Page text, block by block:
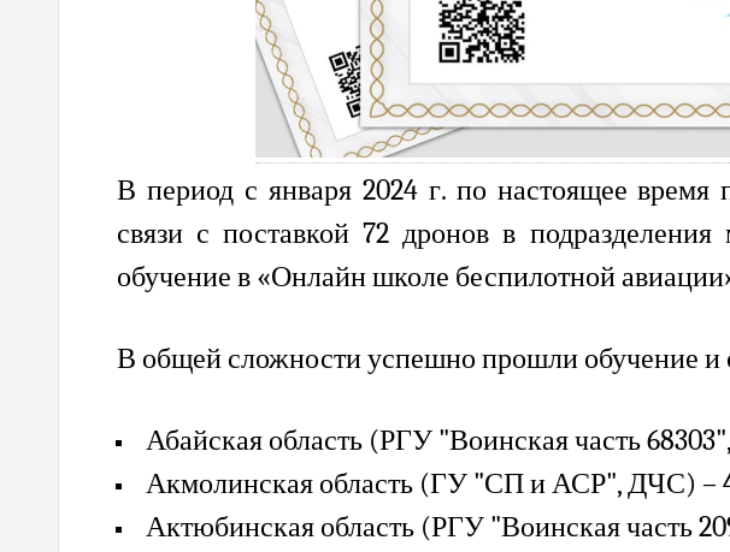
В период с января 2024 г. по настоящее время
связи с поставкой 72 дронов в подразделения
обучение в «Онлайн школе беспилотной
В общей сложности успешно прошли обучение и
Абайская область (РГУ "Воинская часть
Акмолинская область (ГУ "СП и АСР", ДЧС) –
Актюбинская область (РГУ "Воинская часть